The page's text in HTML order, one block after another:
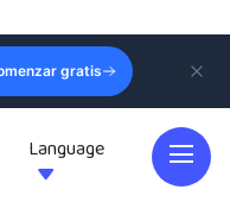
gratis
Language
